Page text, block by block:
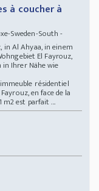
à coucher à
Sweden-South -
in Al Ahyaa, in einem
El Fayrouz,
Ihrer Nähe wie
résidentiel
en face de la
m2 est parfait ...